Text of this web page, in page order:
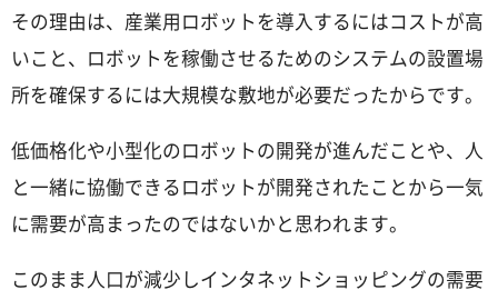
その理由は、産業用ロボットを導入するにはコストが高
いこと、ロボットを稼働させるためのシステムの設置場
所を確保するには大規模な敷地が必要だったからです。
低価格化や小型化のロボットの開発が進んだことや、人
と一緒に協働できるロボットが開発されたことから一気
に需要が高まったのではないかと思われます。
このまま人口が減少しインタネットショッピングの需要